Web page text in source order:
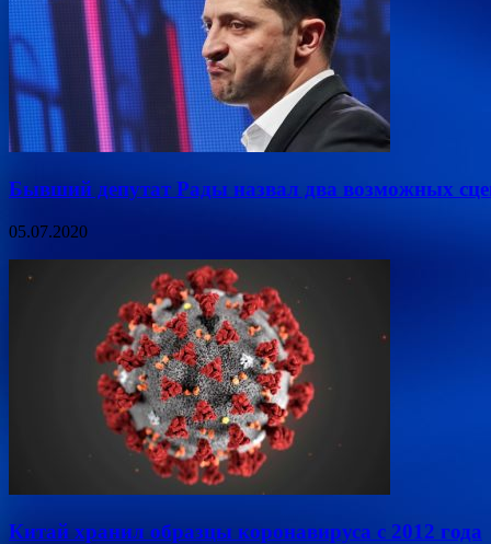
Бывший депутат Рады назвал два возможных
05.07.2020
Китай хранил образцы коронавируса с 2012 года